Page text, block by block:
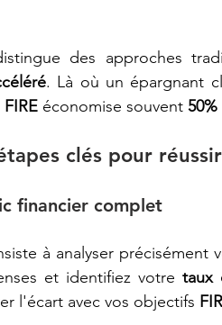
des approches
. Là où un épargnant
FIRE économise souvent
clés pour
financier complet
à analyser précisément
et identifiez votre taux
l'écart avec vos objectifs